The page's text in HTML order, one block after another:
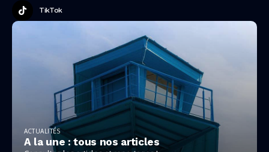
TikTok
ACTUALITÉS
A la une : tous nos articles